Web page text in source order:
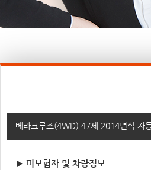
베라크루즈(4WD) 47세 2014년식 자
▶ 피보험자 및 차량정보